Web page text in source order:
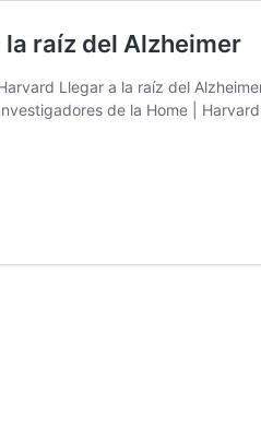
raíz del Alzheimer
Llegar a la raíz del
de la Home |